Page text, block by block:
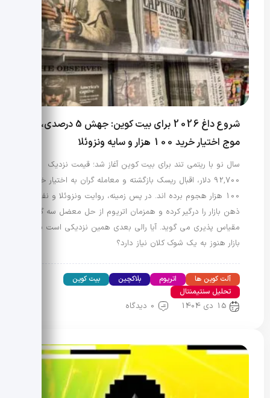
شروع داغ 2026 برای بیت کوین: جهش 5 درصدی،
موج اختیار خرید 100 هزار و سایه ونزوئلا
سال نو با ریتمی تند برای بیت کوین آغاز شد؛ قیمت نزدیک
92,700 دلار، اقبال ریسک بازگشته و معامله گران به اختیار خرید
100 هزار هجوم برده اند. در پس زمینه، روایت ونزوئلا و نفت
ذهن بازار را درگیر کرده و همزمان اتریوم از حل معضل سه گانه
مقیاس پذیری می گوید. آیا رالی بعدی همین نزدیکی است یا
بازار هنوز به یک شوک کلان نیاز دارد؟
آلت کوین ها اتریوم بلاکچین
بیت کوین
تحلیل سنتیمنتال
15 دی 1404 0 دیدگاه